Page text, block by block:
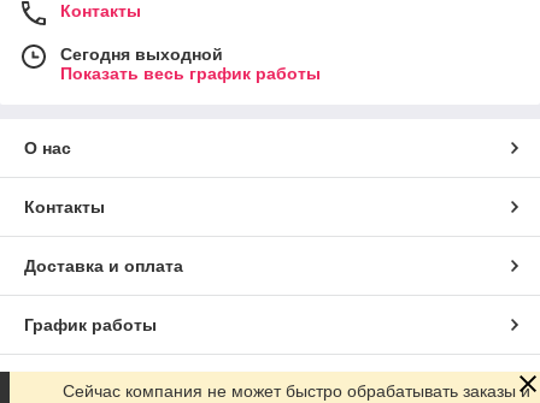
Контакты
Сегодня выходной
Показать весь график работы
О нас
Контакты
Доставка и оплата
График работы
Полная версия сайта
Сейчас компания не может быстро обрабатывать заказы и